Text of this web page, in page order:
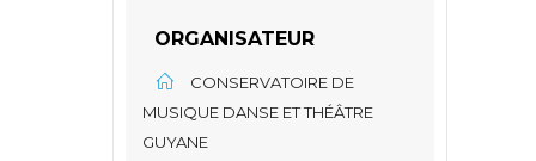
ORGANISATEUR
CONSERVATOIRE DE
MUSIQUE DANSE ET THÉÂTRE
GUYANE